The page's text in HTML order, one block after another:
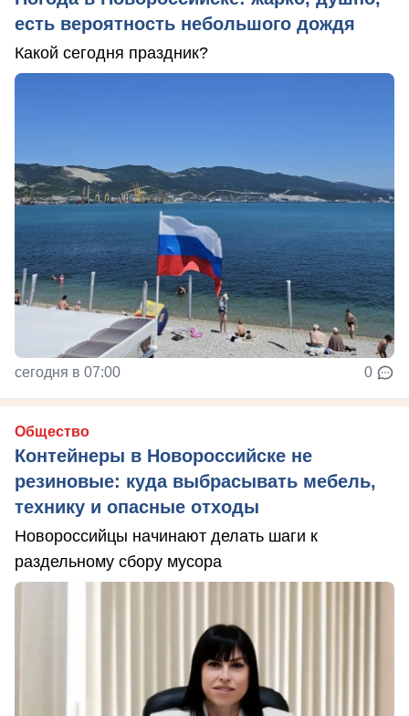
есть вероятность небольшого дождя
Какой сегодня праздник?
сегодня в 07:00 0
Общество
Контейнеры в Новороссийске не
резиновые: куда выбрасывать мебель,
технику и опасные отходы
Новороссийцы начинают делать шаги к
раздельному сбору мусора